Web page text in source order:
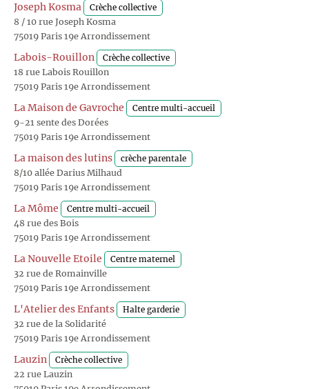
Joseph Kosma Crèche collective
8 / 10 rue Joseph Kosma
75019 Paris 19e Arrondissement
Labois-Rouillon Crèche collective
18 rue Labois Rouillon
75019 Paris 19e Arrondissement
La Maison de Gavroche Centre multi-accueil
9-21 sente des Dorées
75019 Paris 19e Arrondissement
La maison des lutins crèche parentale
8/10 allée Darius Milhaud
75019 Paris 19e Arrondissement
La Môme Centre multi-accueil
48 rue des Bois
75019 Paris 19e Arrondissement
La Nouvelle Etoile Centre maternel
32 rue de Romainville
75019 Paris 19e Arrondissement
L'Atelier des Enfants Halte garderie
32 rue de la Solidarité
75019 Paris 19e Arrondissement
Lauzin Crèche collective
22 rue Lauzin